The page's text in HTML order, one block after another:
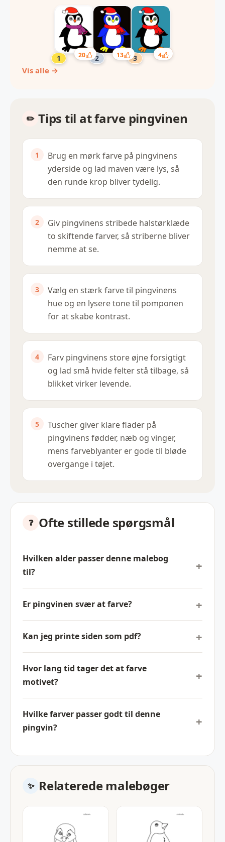
20 13 4
Vis alle →
Tips til at farve pingvinen
Brug en mørk farve på pingvinens
yderside og lad maven være lys, så
den runde krop bliver tydelig.
Giv pingvinens stribede halstørklæde
to skiftende farver, så striberne bliver
nemme at se.
Vælg en stærk farve til pingvinens
hue og en lysere tone til pomponen
for at skabe kontrast.
Farv pingvinens store øjne forsigtigt
og lad små hvide felter stå tilbage, så
blikket virker levende.
Tuscher giver klare flader på
pingvinens fødder, næb og vinger,
mens farveblyanter er gode til bløde
overgange i tøjet.
Ofte stillede spørgsmål
Hvilken alder passer denne malebog
til?
Er pingvinen svær at farve?
Kan jeg printe siden som pdf?
Hvor lang tid tager det at farve
motivet?
Hvilke farver passer godt til denne
pingvin?
Relaterede malebøger